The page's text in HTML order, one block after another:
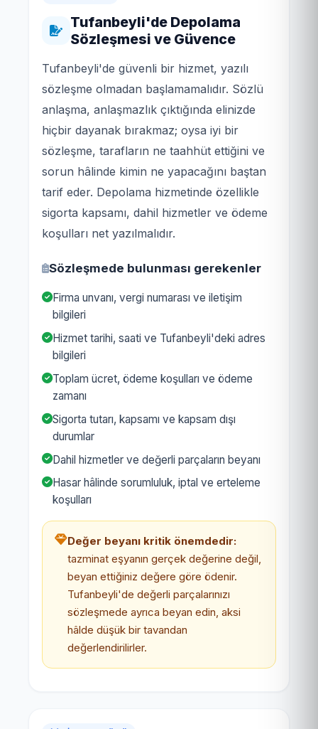
Tufanbeyli'de Depolama
Sözleşmesi ve Güvence
Tufanbeyli'de güvenli bir hizmet, yazılı
sözleşme olmadan başlamamalıdır. Sözlü
anlaşma, anlaşmazlık çıktığında elinizde
hiçbir dayanak bırakmaz; oysa iyi bir
sözleşme, tarafların ne taahhüt ettiğini ve
sorun hâlinde kimin ne yapacağını baştan
tarif eder. Depolama hizmetinde özellikle
sigorta kapsamı, dahil hizmetler ve ödeme
koşulları net yazılmalıdır.
Sözleşmede bulunması gerekenler
Firma unvanı, vergi numarası ve iletişim
bilgileri
Hizmet tarihi, saati ve Tufanbeyli'deki adres
bilgileri
Toplam ücret, ödeme koşulları ve ödeme
zamanı
Sigorta tutarı, kapsamı ve kapsam dışı
durumlar
Dahil hizmetler ve değerli parçaların beyanı
Hasar hâlinde sorumluluk, iptal ve erteleme
koşulları
Değer beyanı kritik önemdedir:
tazminat eşyanın gerçek değerine değil,
beyan ettiğiniz değere göre ödenir.
Tufanbeyli'de değerli parçalarınızı
sözleşmede ayrıca beyan edin, aksi
hâlde düşük bir tavandan
değerlendirilirler.